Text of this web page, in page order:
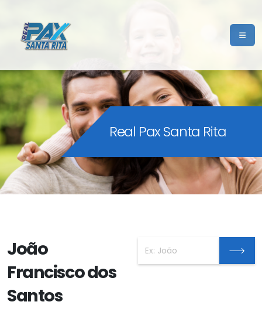
Real Pax Santa Rita
João
Francisco dos
Santos